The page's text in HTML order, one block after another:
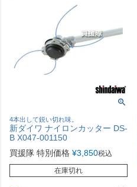
4本出して鋭い切れ味。
新ダイワ ナイロンカッター DS-
B X047-001150
買援隊 特別価格 ¥3,850税込
在庫切れ